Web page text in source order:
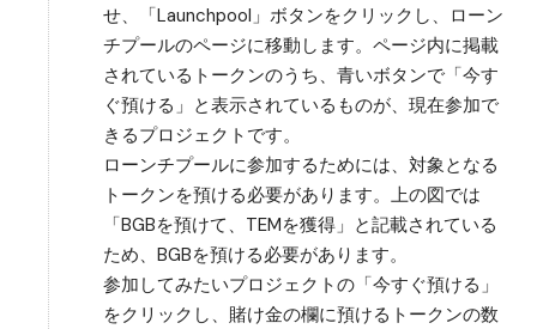
せ、「Launchpool」ボタンをクリックし、ローン
チプールのページに移動します。ページ内に掲載
されているトークンのうち、青いボタンで「今す
ぐ預ける」と表示されているものが、現在参加で
きるプロジェクトです。
ローンチプールに参加するためには、対象となる
トークンを預ける必要があります。上の図では
「BGBを預けて、TEMを獲得」と記載されている
ため、BGBを預ける必要があります。
参加してみたいプロジェクトの「今すぐ預ける」
をクリックし、賭け金の欄に預けるトークンの数